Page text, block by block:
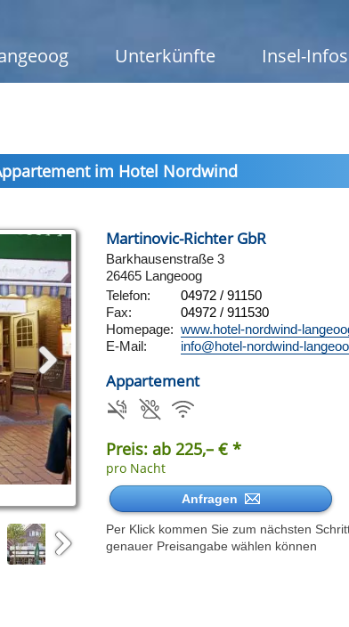
Unterkünfte Insel-Infos
im Hotel Nordwind
Martinovic-Richter GbR
Barkhausenstraße 3
26465 Langeoog
Telefon:
04972 / 91150
Fax:
04972 / 911530
Homepage: www.hotel-nordwind-
E-Mail:
info@hotel-nordwind-
Appartement
Preis: ab 225,– € *
pro Nacht
Anfragen
Per Klick kommen Sie zum nächsten
genauer Preisangabe wählen können